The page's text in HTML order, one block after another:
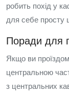
робить похід у
для себе просту
Поради для
Якщо ви
центральною
з центральних